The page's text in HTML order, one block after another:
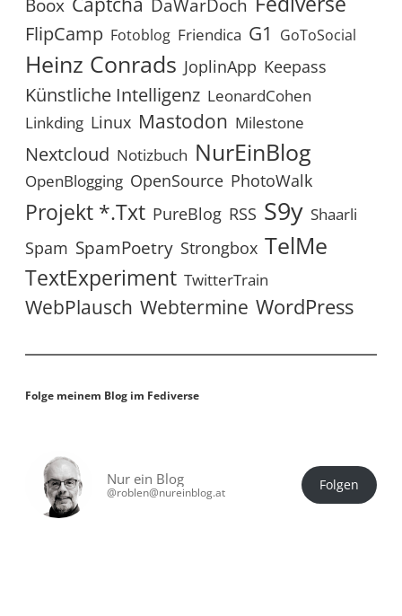
Boox DaWarDoch
FlipCamp Fotoblog Friendica G1 GoToSocial
Heinz Conrads JoplinApp Keepass
Künstliche Intelligenz LeonardCohen
Linkding Linux Mastodon Milestone
Nextcloud Notizbuch NurEinBlog
OpenBlogging OpenSource PhotoWalk
Projekt *.txt PureBlog RSS S9y Shaarli
Spam SpamPoetry Strongbox TelMe
TextExperiment TwitterTrain
WebPlausch Webtermine WordPress
Folge meinem Blog im Fediverse
Nur ein Blog
@roblen@nureinblog.at Folgen